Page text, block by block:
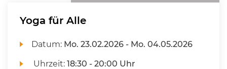
Yoga für Alle
Datum: Mo. 23.02.2026 - Mo. 04.05.2026
Uhrzeit:18:30 - 20:00 Uhr